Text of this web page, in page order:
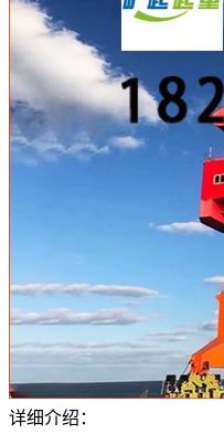
详细介绍：